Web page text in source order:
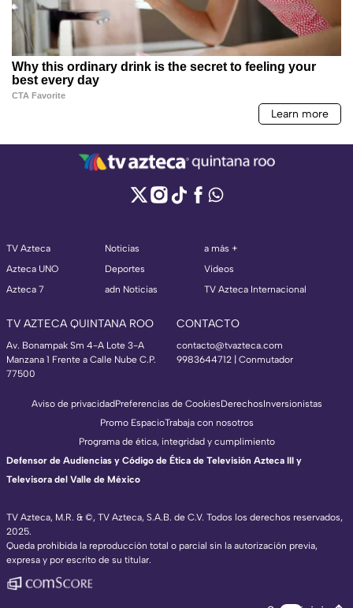
TV Azteca
Azteca UNO
Azteca 7
Noticias
Deportes
adn Noticias
a más +
Videos
TV Azteca Internacional
TV AZTECA QUINTANA ROO
Av. Bonampak Sm 4-A Lote 3-A
Manzana 1 Frente a Calle Nube C.P.
77500
CONTACTO
contacto@tvazteca.com
9983644712 | Conmutador
TV Azteca, M.R. & ©, TV Azteca, S.A.B. de C.V. Todos los derechos reservados,
2025.
Queda prohibida la reproducción total o parcial sin la autorización previa,
expresa y por escrito de su titular.
Aviso de privacidadPreferencias de CookiesDerechosInversionistas
Promo EspacioTrabaja con nosotros
Programa de ética, integridad y cumplimiento
Defensor de Audiencias y Código de Ética de Televisión Azteca III y
Televisora del Valle de México